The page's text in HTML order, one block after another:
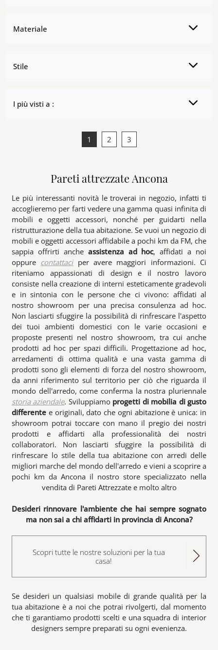
Materiale
Stile
I più visti a :
1 2 3
Pareti attrezzate Ancona
Le più interessanti novità le troverai in negozio, infatti ti
accoglieremo per farti vedere una gamma quasi infinita di
mobili e oggetti accessori, nonché per guidarti nella
ristrutturazione della tua abitazione. Se vuoi un negozio di
mobili e oggetti accessori affidabile a pochi km da FM, che
sappia offrirti anche assistenza ad hoc, affidati a noi
oppure contattaciper avere maggiori informazioni. Ci
riteniamo appassionati di design e il nostro lavoro
consiste nella creazione di interni esteticamente gradevoli
e in sintonia con le persone che ci vivono: affidati al
nostro showroom per una precisa consulenza ad hoc.
Non lasciarti sfuggire la possibilità di rinfrescare l'aspetto
dei tuoi ambienti domestici con le varie occasioni e
proposte presenti nel nostro showroom, tra cui anche
prodotti ad hoc per spazi difficili. Progettazione ad hoc,
arredamenti di ottima qualità e una vasta gamma di
prodotti sono gli elementi di forza del nostro showroom,
da anni riferimento sul territorio per ciò che riguarda il
mondo dell'arredo, come conferma la nostra pluriennale
storia aziendale. Sviluppiamo progetti di mobilia di gusto
differente e originali, dato che ogni abitazione è unica: in
showroom potrai toccare con mano il pregio dei nostri
prodotti e affidarti alla professionalità dei nostri
collaboratori. Non lasciarti sfuggire la possibilità di
rinfrescare lo stile della tua abitazione con arredi delle
migliori marche del mondo dell'arredo e vieni a scoprire a
pochi km da Ancona il nostro store specializzato nella
vendita di Pareti Attrezzate e molto altro
Desideri rinnovare l'ambiente che hai sempre sognato
ma non sai a chi affidarti in provincia di Ancona?
Scopri tutte le nostre soluzioni per la tua
casa!
Se desideri un qualsiasi mobile di grande qualità per la
tua abitazione è a noi che potrai rivolgerti, dal momento
che ti garantiamo prodotti scelti e una squadra di interior
designers sempre preparati su ogni evenienza.